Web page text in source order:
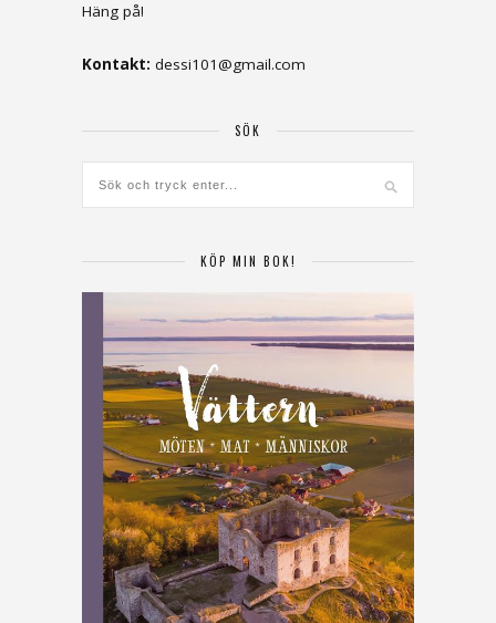
Häng på!
Kontakt: dessi101@gmail.com
SÖK
KÖP MIN BOK!